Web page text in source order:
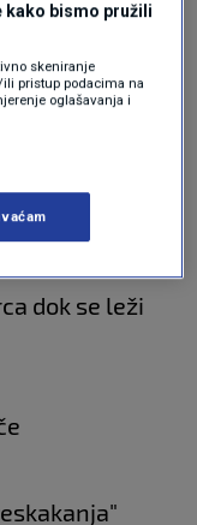
može biti
kod nekih ljudi
vlastitog
promjenu.
aritmije
dok se leži
kako bismo pružili
skeniranje
pristup podacima na
oglašavanja i